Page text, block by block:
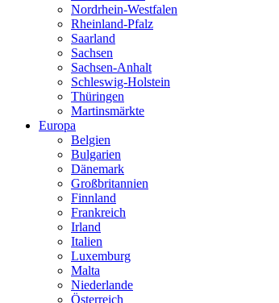
Nordrhein-Westfalen
Rheinland-Pfalz
Saarland
Sachsen
Sachsen-Anhalt
Schleswig-Holstein
Thüringen
Martinsmärkte
Europa
Belgien
Bulgarien
Dänemark
Großbritannien
Finnland
Frankreich
Irland
Italien
Luxemburg
Malta
Niederlande
Österreich